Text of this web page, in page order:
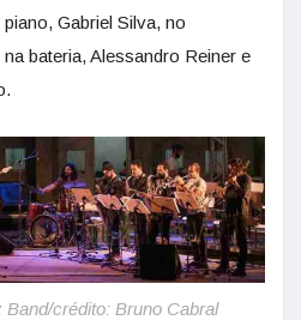
Gabriel Silva, no
bateria, Alessandro Reiner e
crédito: Bruno Cabral